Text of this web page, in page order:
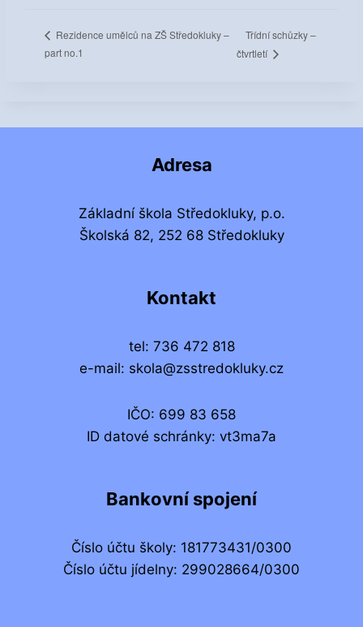
Rezidence umělců na ZŠ Středokluky –
part no.1
Třídní schůzky –
čtvrtletí
Adresa
Základní škola Středokluky, p.o.
Školská 82, 252 68 Středokluky
Kontakt
tel: 736 472 818
e-mail: skola@zsstredokluky.cz
IČO: 699 83 658
ID datové schránky: vt3ma7a
Bankovní spojení
Číslo účtu školy: 181773431/0300
Číslo účtu jídelny: 299028664/0300